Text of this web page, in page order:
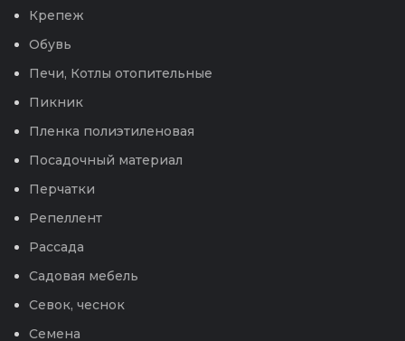
Крепеж
Обувь
Печи, Котлы отопительные
Пикник
Пленка полиэтиленовая
Посадочный материал
Перчатки
Репеллент
Рассада
Садовая мебель
Севок, чеснок
Семена